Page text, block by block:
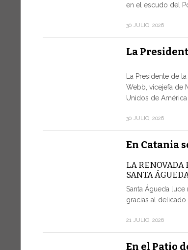
en el escudo del
30 JULIO, 2026
La
La Presidente de
Webb, vicejefa de
Unidos de América
30 JULIO, 2026
En Catania
LA RENOVADA
SANTA
Santa Águeda
gracias al delicado
21 JULIO, 2026
En el Patio